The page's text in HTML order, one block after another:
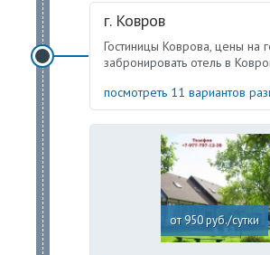
г. Ковров
Гостиницы Коврова, цены на
забронировать отель в
посмотреть 11 вариантов
от 950 руб./сутки